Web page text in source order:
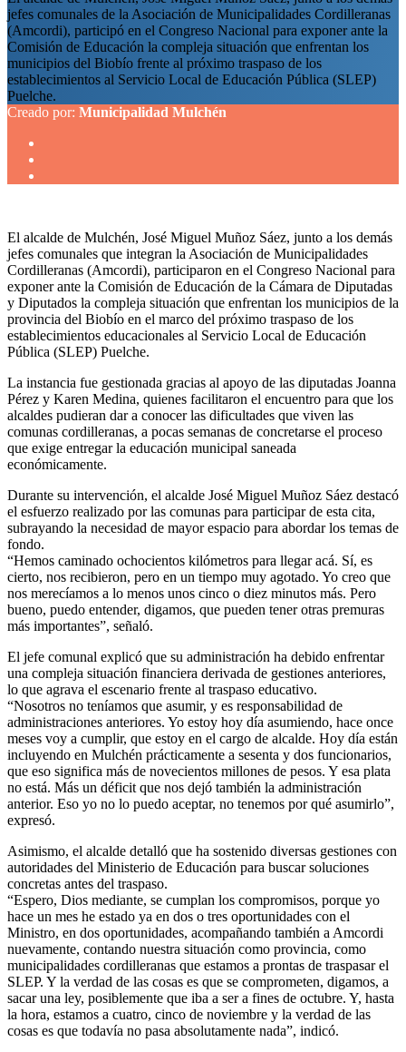
jefes comunales de la Asociación de Municipalidades Cordilleranas
(Amcordi), participó en el Congreso Nacional para exponer ante la
Comisión de Educación la compleja situación que enfrentan los
municipios del Biobío frente al próximo traspaso de los
establecimientos al Servicio Local de Educación Pública (SLEP)
Puelche.
Creado por: Municipalidad Mulchén
El alcalde de Mulchén, José Miguel Muñoz Sáez, junto a los demás
jefes comunales que integran la Asociación de Municipalidades
Cordilleranas (Amcordi), participaron en el Congreso Nacional para
exponer ante la Comisión de Educación de la Cámara de Diputadas
y Diputados la compleja situación que enfrentan los municipios de la
provincia del Biobío en el marco del próximo traspaso de los
establecimientos educacionales al Servicio Local de Educación
Pública (SLEP) Puelche.
La instancia fue gestionada gracias al apoyo de las diputadas Joanna
Pérez y Karen Medina, quienes facilitaron el encuentro para que los
alcaldes pudieran dar a conocer las dificultades que viven las
comunas cordilleranas, a pocas semanas de concretarse el proceso
que exige entregar la educación municipal saneada
económicamente.
Durante su intervención, el alcalde José Miguel Muñoz Sáez destacó
el esfuerzo realizado por las comunas para participar de esta cita,
subrayando la necesidad de mayor espacio para abordar los temas de
fondo.
“Hemos caminado ochocientos kilómetros para llegar acá. Sí, es
cierto, nos recibieron, pero en un tiempo muy agotado. Yo creo que
nos merecíamos a lo menos unos cinco o diez minutos más. Pero
bueno, puedo entender, digamos, que pueden tener otras premuras
más importantes”, señaló.
El jefe comunal explicó que su administración ha debido enfrentar
una compleja situación financiera derivada de gestiones anteriores,
lo que agrava el escenario frente al traspaso educativo.
“Nosotros no teníamos que asumir, y es responsabilidad de
administraciones anteriores. Yo estoy hoy día asumiendo, hace once
meses voy a cumplir, que estoy en el cargo de alcalde. Hoy día están
incluyendo en Mulchén prácticamente a sesenta y dos funcionarios,
que eso significa más de novecientos millones de pesos. Y esa plata
no está. Más un déficit que nos dejó también la administración
anterior. Eso yo no lo puedo aceptar, no tenemos por qué asumirlo”,
expresó.
Asimismo, el alcalde detalló que ha sostenido diversas gestiones con
autoridades del Ministerio de Educación para buscar soluciones
concretas antes del traspaso.
“Espero, Dios mediante, se cumplan los compromisos, porque yo
hace un mes he estado ya en dos o tres oportunidades con el
Ministro, en dos oportunidades, acompañando también a Amcordi
nuevamente, contando nuestra situación como provincia, como
municipalidades cordilleranas que estamos a prontas de traspasar el
SLEP. Y la verdad de las cosas es que se comprometen, digamos, a
sacar una ley, posiblemente que iba a ser a fines de octubre. Y, hasta
la hora, estamos a cuatro, cinco de noviembre y la verdad de las
cosas es que todavía no pasa absolutamente nada”, indicó.